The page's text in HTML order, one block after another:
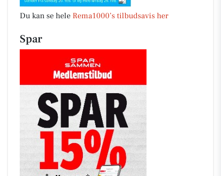
Du kan se hele Rema1000’s tilbudsavis her
Spar